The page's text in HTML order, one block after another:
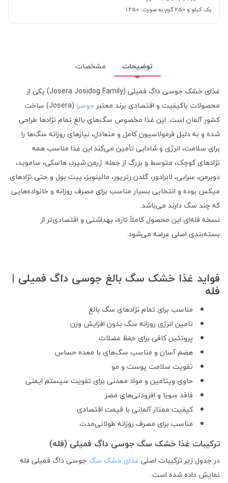
یک کیلو و 250 گرم به صورت: 1.250
توضیحات
مشخصات
غذای خشک جوسی داگ فمیلی (Josera Josidog Family) یکی از
محصولات باکیفیت و اقتصادی برند معتبر جوسرا
(Josera) ساخت
کشور آلمان است. این غذا مخصوص سگ‌های بالغ تمام نژادها طراحی
شده و به دلیل فرمولاسیون کامل و متعادل، نیازهای روزانه سگ‌ها را
برای سلامت، انرژی و شادابی تأمین می‌کند.این غذا مناسب همه
نژادهای کوچک، متوسط و بزرگ از جمله: ژرمن شپرد، هاسکی، ساموید،
دوبرمن، سرابی، لابرادور، گلدن رتریور، مالینویز، پیت بول و حتی نژادهای
میکس بوده و انتخابی بسیار مناسب برای مصرف روزانه و خانواده‌هایی
که چند سگ دارند می‌باشد.
نسخه فله‌ای این محصول کاملاً تازه، بهداشتی و اقتصادی‌تر از
بسته‌بندی اصلی عرضه می‌شود.
فواید غذا خشک سگ بالغ جوسی داگ فمیلی |
فله
مناسب برای تمام نژادهای سگ بالغ
تامین انرژی روزانه سگ بدون افزایش وزن
پروتئین کافی برای حفظ عضلات
هضم آسان و مناسب سگ‌های با معده حساس
تقویت سلامت پوست و مو
حاوی ویتامین و مواد معدنی برای تقویت سیستم ایمنی
فاقد سویا و افزودنی‌های مضر
کیفیت ممتاز آلمانی با قیمت اقتصادی
مناسب برای مصرف روزانه طولانی‌مدت
ترکیبات غذا خشک سگ جوسی داگ فمیلی (فله)
در جدول زیر ترکیبات اصلی غذای خشک سگ جوسی داگ فمیلی فله
نمایش داده شده است.